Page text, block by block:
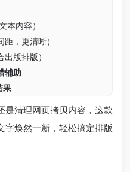
本内容）
，更清晰）
出版排版）
辅助
果
是清理网页拷贝内容，这款
字焕然一新，轻松搞定排版